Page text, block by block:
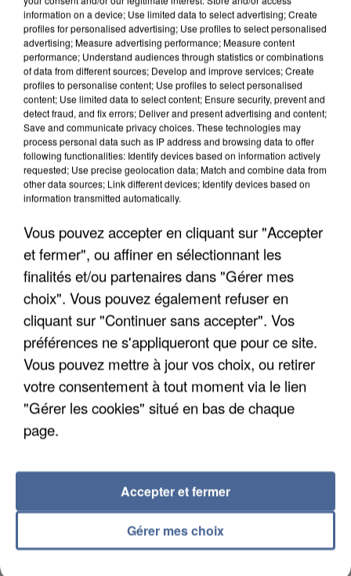
APRÈS TOUTES CES CANICULES, LES REFUGES
L’UN DES FONDATEURS SUPPOSÉS DE LA DZ
MAFIA INTERPELLÉ EN ALGÉRIE
information on a device; Use limited data to select advertising; Create
profiles for personalised advertising; Use profiles to select personalised
advertising; Measure advertising performance; Measure content
performance; Understand audiences through statistics or combinations
of data from different sources; Develop and improve services; Create
profiles to personalise content; Use profiles to select personalised
content; Use limited data to select content; Ensure security, prevent and
detect fraud, and fix errors; Deliver and present advertising and content;
Save and communicate privacy choices. These technologies may
process personal data such as IP address and browsing data to offer
following functionalities: Identify devices based on information actively
requested; Use precise geolocation data; Match and combine data from
other data sources; Link different devices; Identify devices based on
information transmitted automatically.
Vous pouvez accepter en cliquant sur "Accepter
et fermer", ou affiner en sélectionnant les
finalités et/ou partenaires dans "Gérer mes
choix". Vous pouvez également refuser en
cliquant sur "Continuer sans accepter". Vos
préférences ne s'appliqueront que pour ce site.
Vous pouvez mettre à jour vos choix, ou retirer
votre consentement à tout moment via le lien
"Gérer les cookies" situé en bas de chaque
page.
Gérer mes choix
Accepter et fermer